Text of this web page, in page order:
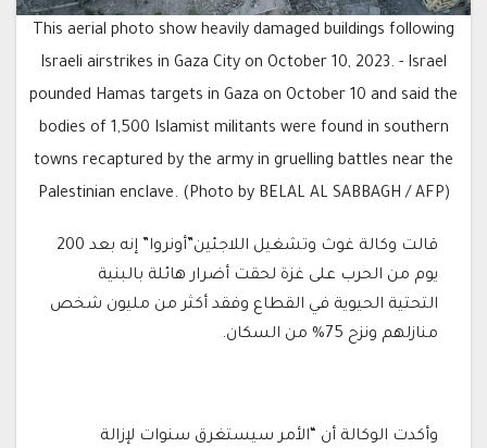
This aerial photo show heavily damaged buildings following
Israeli airstrikes in Gaza City on October 10, 2023. - Israel
pounded Hamas targets in Gaza on October 10 and said the
bodies of 1,500 Islamist militants were found in southern
towns recaptured by the army in gruelling battles near the
Palestinian enclave. (Photo by BELAL AL SABBAGH / AFP)
قالت وكالة غوث وتشغيل اللاجئين”أونروا” إنه بعد 200
يوم من الحرب على غزة لحقت أضرار هائلة بالبنية
التحتية الحيوية في القطاع وفقد أكثر من مليون شخص
منازلهم ونزح 75% من السكان.
وأكدت الوكالة أن “الأمر سيستغرق سنوات لإزالة